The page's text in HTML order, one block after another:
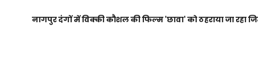
नागपुर दंगों में विक्की कौशल की फिल्म 'छावा' को ठहराया जा रहा